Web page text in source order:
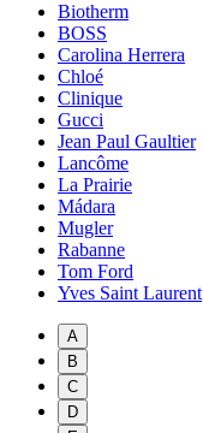
Biotherm
BOSS
Carolina Herrera
Chloé
Clinique
Gucci
Jean Paul Gaultier
Lancôme
La Prairie
Mádara
Mugler
Rabanne
Tom Ford
Yves Saint Laurent
A
B
C
D